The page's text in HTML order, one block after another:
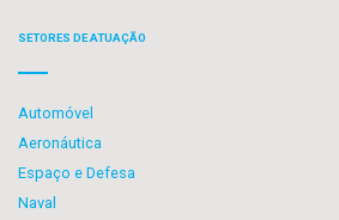
SETORES DE ATUAÇÃO
Automóvel
Aeronáutica
Espaço e Defesa
Naval